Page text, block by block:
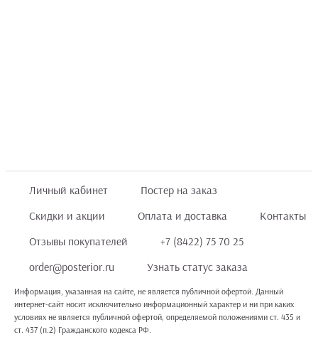
Личный кабинет
Постер на заказ
Скидки и акции
Оплата и доставка
Контакты
Отзывы покупателей
+7 (8422) 75 70 25
order@posterior.ru
Узнать статус заказа
Информация, указанная на сайте, не является публичной офертой. Данный
интернет-сайт носит исключительно информационный характер и ни при каких
условиях не является публичной офертой, определяемой положениями ст. 435 и
ст. 437 (п.2) Гражданского кодекса РФ.